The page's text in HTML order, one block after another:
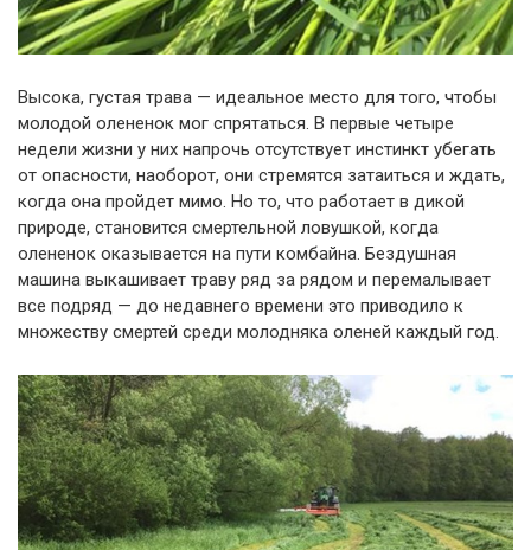
Высока, густая трава — идеальное место для того, чтобы
молодой олененок мог спрятаться. В первые четыре
недели жизни у них напрочь отсутствует инстинкт убегать
от опасности, наоборот, они стремятся затаиться и ждать,
когда она пройдет мимо. Но то, что работает в дикой
природе, становится смертельной ловушкой, когда
олененок оказывается на пути комбайна. Бездушная
машина выкашивает траву ряд за рядом и перемалывает
все подряд — до недавнего времени это приводило к
множеству смертей среди молодняка оленей каждый год.